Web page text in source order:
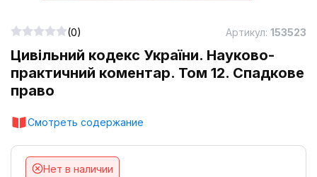
Цивільний кодекс України. Науково-
практичний коментар. Том 12. Спадкове
право
Смотреть содержание
(0) Артикул: 153523
Нет в наличии